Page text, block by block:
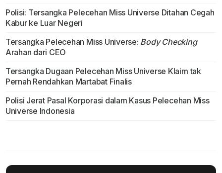
Polisi: Tersangka Pelecehan Miss Universe Ditahan Cegah
Kabur ke Luar Negeri
Tersangka Pelecehan Miss Universe: Body Checking
Arahan dari CEO
Tersangka Dugaan Pelecehan Miss Universe Klaim tak
Pernah Rendahkan Martabat Finalis
Polisi Jerat Pasal Korporasi dalam Kasus Pelecehan Miss
Universe Indonesia